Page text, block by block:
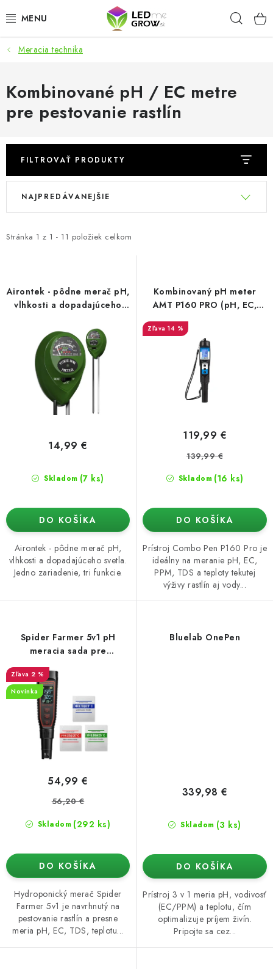
na
AKCIE
LED OSVETLENIE PRE RASTLINY
PESTOVATEĽSKÉ POTREBY
PRE AKVÁRIA
MICROGREENS
SMART GARDEN
Meracia technika
Kombinované pH / EC metre
pre pestovanie rastlín
FILTROVAŤ PRODUKTY
V
i
r
o
Stránka 1 z 1 - 11 položiek celkom
R
e
e
p
NAJPREDÁVANEJŠIE
Airontek - pôdne merač pH,
vlhkosti a dopadajúceho
Skladom (7 ks)
14,99 €
DO KOŠÍKA
Airontek - pôdne merač pH,
vlhkosti a dopadajúceho svetla.
Jedno zariadenie, tri funkcie.
Kombinovaný pH meter
AMT P160 PRO (pH, EC,
PPM, TDS, teplota)
14 %
Skladom (16 ks)
119,99 €
139,99 €
DO KOŠÍKA
Prístroj Combo Pen P160 Pro je
ideálny na meranie pH, EC,
PPM, TDS a teploty tekutej
výživy rastlín aj vody...
Spider Farmer 5v1 pH
meracia sada pre
hydropóniu
2 %
Novinka
Skladom (292 ks)
54,99 €
56,20 €
DO KOŠÍKA
Hydroponický merač Spider
Farmer 5v1 je navrhnutý na
pestovanie rastlín a presne
meria pH, EC, TDS, teplotu...
Bluelab OnePen
Skladom (3 ks)
339,98 €
DO KOŠÍKA
Prístroj 3 v 1 meria pH, vodivosť
(EC/PPM) a teplotu, čím
optimalizuje príjem živín.
Pripojte sa cez...